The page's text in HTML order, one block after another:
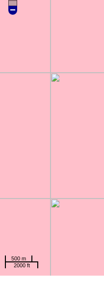
500 m
2000 ft